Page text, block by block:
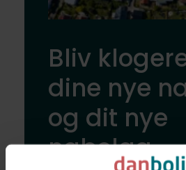
Bliv
dine nye
og dit nye
nabolag